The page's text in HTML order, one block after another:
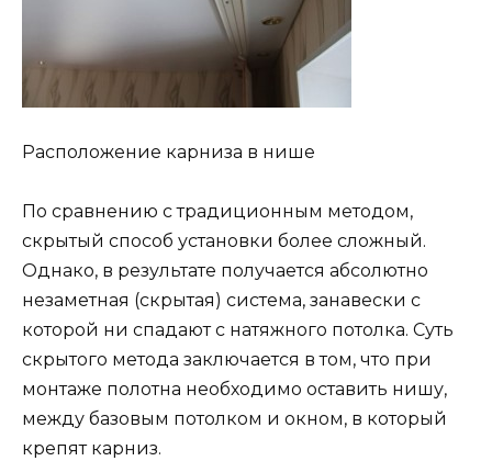
Расположение карниза в нише
По сравнению с традиционным методом,
скрытый способ установки более сложный.
Однако, в результате получается абсолютно
незаметная (скрытая) система, занавески с
которой ни спадают с натяжного потолка. Суть
скрытого метода заключается в том, что при
монтаже полотна необходимо оставить нишу,
между базовым потолком и окном, в который
крепят карниз.